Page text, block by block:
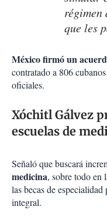
que les
México firmó un
contratado a 806
oficiales.
Xóchitl Gálvez
escuelas de
Señaló que buscará
medicina, sobre todo en
las becas de
integral.